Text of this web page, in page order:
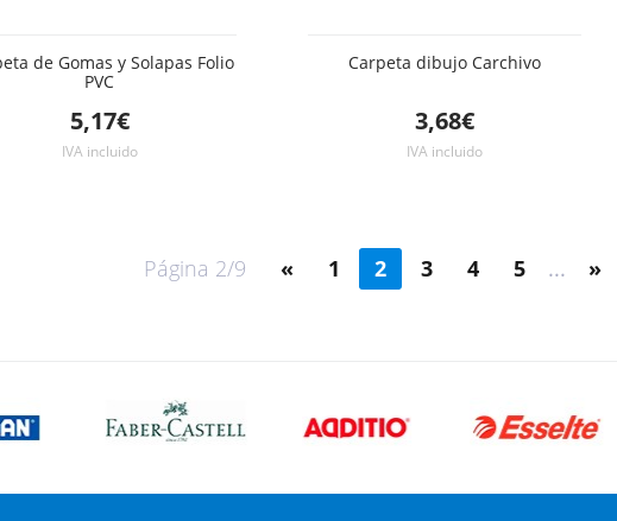
de Gomas y Solapas Folio
PVC
5,17€
IVA incluido
Carpeta dibujo Carchivo
3,68€
IVA incluido
Página 2/9 « 1 2 3 4 5 ... »